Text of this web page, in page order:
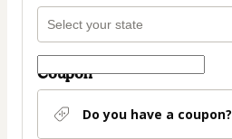
Coupon
Do you have a coupon?